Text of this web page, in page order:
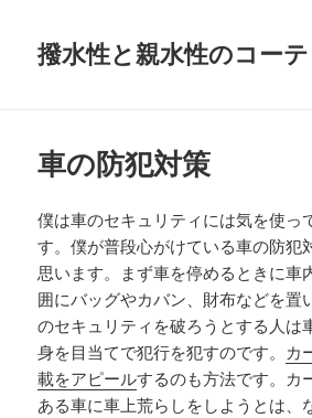
撥水性と親水性のコー
車の防犯対策
僕は車のセキュリティには気を使っ
す。僕が普段心がけている車の防犯
思います。まず車を停めるときに車
囲にバッグやカバン、財布などを置
のセキュリティを破ろうとする人は
身を目当てで犯行を犯すのです。 カ
載をアピールするのも方法です。カ
ある車に車上荒らしをしようとは、